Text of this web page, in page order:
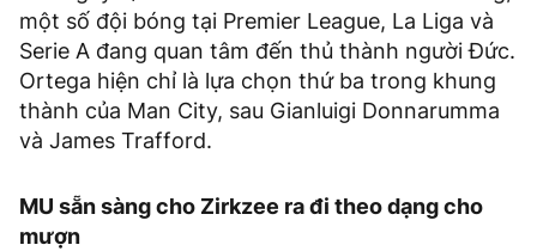
một số đội bóng tại Premier League, La Liga và
Serie A đang quan tâm đến thủ thành người Đức.
Ortega hiện chỉ là lựa chọn thứ ba trong khung
thành của Man City, sau Gianluigi Donnarumma
và James Trafford.
MU sẵn sàng cho Zirkzee ra đi theo dạng cho
mượn